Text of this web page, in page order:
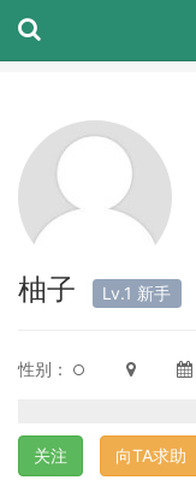
柚子 Lv.1 新手
性别：
关注 向TA求助